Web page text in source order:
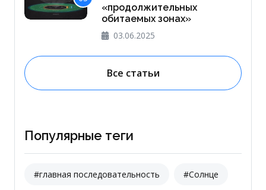
«продолжительных
обитаемых зонах»
03.06.2025
Все статьи
Популярные теги
#главная последовательность #Солнце